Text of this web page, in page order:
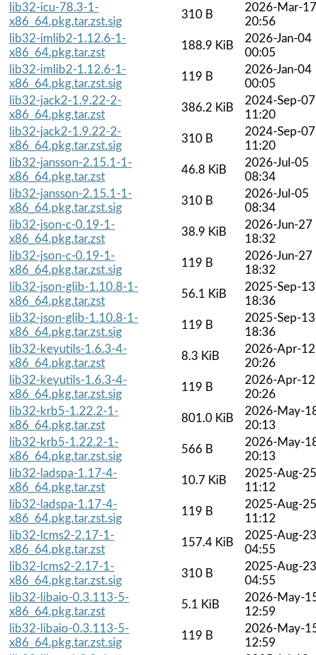
lib32-icu-78.3-1-
x86_64.pkg.tar.zst.sig
310 B
2026-Mar-17
20:56
lib32-imlib2-1.12.6-1-
x86_64.pkg.tar.zst
188.9 KiB
2026-Jan-04
00:05
lib32-imlib2-1.12.6-1-
x86_64.pkg.tar.zst.sig
119 B
2026-Jan-04
00:05
lib32-jack2-1.9.22-2-
x86_64.pkg.tar.zst
386.2 KiB
2024-Sep-07
11:20
lib32-jack2-1.9.22-2-
x86_64.pkg.tar.zst.sig
310 B
2024-Sep-07
11:20
lib32-jansson-2.15.1-1-
x86_64.pkg.tar.zst
46.8 KiB
2026-Jul-05
08:34
lib32-jansson-2.15.1-1-
x86_64.pkg.tar.zst.sig
310 B
2026-Jul-05
08:34
lib32-json-c-0.19-1-
x86_64.pkg.tar.zst
38.9 KiB
2026-Jun-27
18:32
lib32-json-c-0.19-1-
x86_64.pkg.tar.zst.sig
119 B
2026-Jun-27
18:32
lib32-json-glib-1.10.8-1-
x86_64.pkg.tar.zst
56.1 KiB
2025-Sep-13
18:36
lib32-json-glib-1.10.8-1-
x86_64.pkg.tar.zst.sig
119 B
2025-Sep-13
18:36
lib32-keyutils-1.6.3-4-
x86_64.pkg.tar.zst
8.3 KiB
2026-Apr-12
20:26
lib32-keyutils-1.6.3-4-
x86_64.pkg.tar.zst.sig
119 B
2026-Apr-12
20:26
lib32-krb5-1.22.2-1-
x86_64.pkg.tar.zst
801.0 KiB
2026-May-
20:13
lib32-krb5-1.22.2-1-
x86_64.pkg.tar.zst.sig
566 B
2026-May-
20:13
lib32-ladspa-1.17-4-
x86_64.pkg.tar.zst
10.7 KiB
2025-Aug-25
11:12
lib32-ladspa-1.17-4-
x86_64.pkg.tar.zst.sig
119 B
2025-Aug-25
11:12
lib32-lcms2-2.17-1-
x86_64.pkg.tar.zst
157.4 KiB
2025-Aug-23
04:55
lib32-lcms2-2.17-1-
x86_64.pkg.tar.zst.sig
310 B
2025-Aug-23
04:55
lib32-libaio-0.3.113-5-
x86_64.pkg.tar.zst
5.1 KiB
2026-May-
12:59
lib32-libaio-0.3.113-5-
x86_64.pkg.tar.zst.sig
119 B
2026-May-
12:59